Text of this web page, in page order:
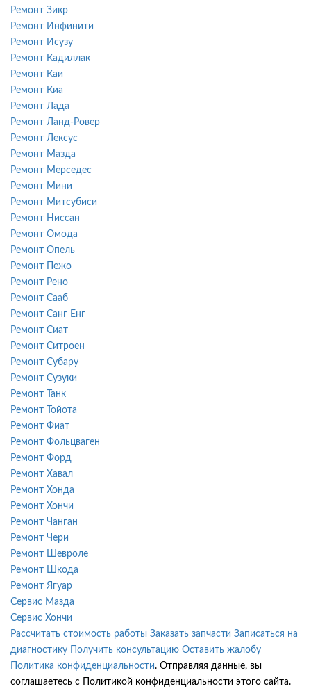
Ремонт Зикр
Ремонт Инфинити
Ремонт Исузу
Ремонт Кадиллак
Ремонт Каи
Ремонт Киа
Ремонт Лада
Ремонт Ланд-Ровер
Ремонт Лексус
Ремонт Мазда
Ремонт Мерседес
Ремонт Мини
Ремонт Митсубиси
Ремонт Ниссан
Ремонт Омода
Ремонт Опель
Ремонт Пежо
Ремонт Рено
Ремонт Сааб
Ремонт Санг Енг
Ремонт Сиат
Ремонт Ситроен
Ремонт Субару
Ремонт Сузуки
Ремонт Танк
Ремонт Тойота
Ремонт Фиат
Ремонт Фольцваген
Ремонт Форд
Ремонт Хавал
Ремонт Хонда
Ремонт Хончи
Ремонт Чанган
Ремонт Чери
Ремонт Шевроле
Ремонт Шкода
Ремонт Ягуар
Сервис Мазда
Сервис Хончи
Рассчитать стоимость работы Заказать запчасти Записаться на
диагностику
Получить консультацию Оставить жалобу
Политика конфиденциальности. Отправляя данные, вы
соглашаетесь с Политикой конфиденциальности этого сайта.